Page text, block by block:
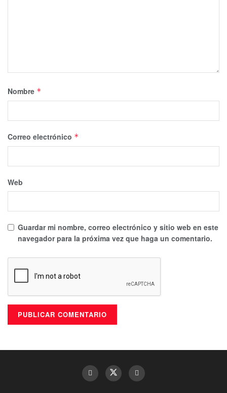
Nombre *
Correo electrónico *
Web
Guardar mi nombre, correo electrónico y sitio web en este
navegador para la próxima vez que haga un comentario.